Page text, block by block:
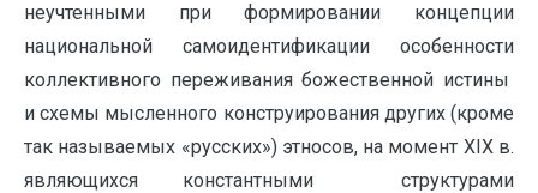
неучтенными при формировании концепции
национальной самоидентификации особенности
коллективного переживания божественной истины
и схемы мысленного конструирования других (кроме
так называемых «русских») этносов, на момент XIX в.
являющихся константными структурами